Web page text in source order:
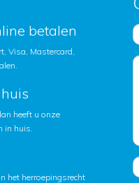
betalen
Visa, Mastercard,
heeft u onze
in huis.
het herroepingsrecht